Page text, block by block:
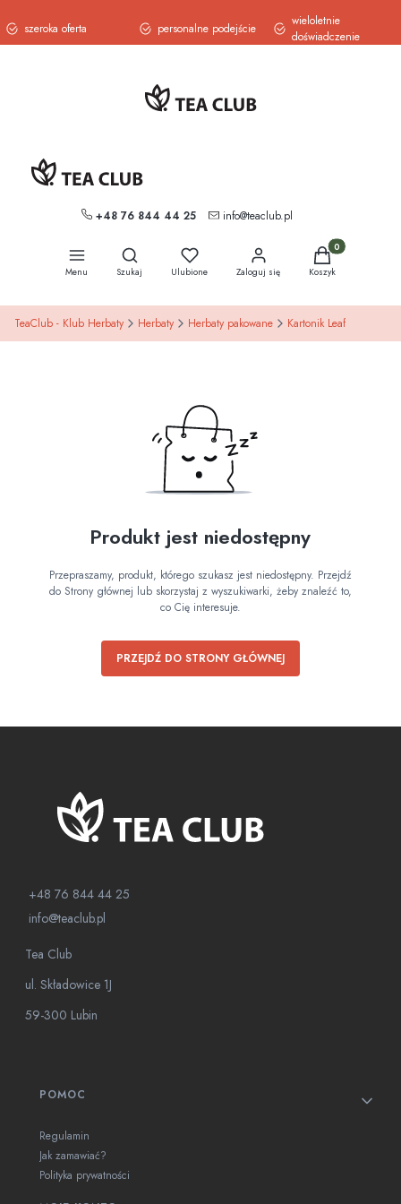
szeroka oferta personalne podejście
wieloletnie
doświadczenie
+48 76 844 44 25 info@teaclub.pl
Menu
Otwórz wyszukiwarkę
Szukaj Ulubione Zaloguj się
Produkty w
Koszyk
TeaClub - Klub Herbaty Herbaty Herbaty pakowane Kartonik Leaf
Produkt jest niedostępny
Przepraszamy, produkt, którego szukasz jest niedostępny. Przejdź
do Strony głównej lub skorzystaj z wyszukiwarki, żeby znaleźć to,
co Cię interesuje.
PRZEJDŹ DO STRONY GŁÓWNEJ
+48 76 844 44 25
info@teaclub.pl
Tea Club
ul. Składowice 1J
59-300 Lubin
Linki w stopce
POMOC
Regulamin
Jak zamawiać?
Polityka prywatności